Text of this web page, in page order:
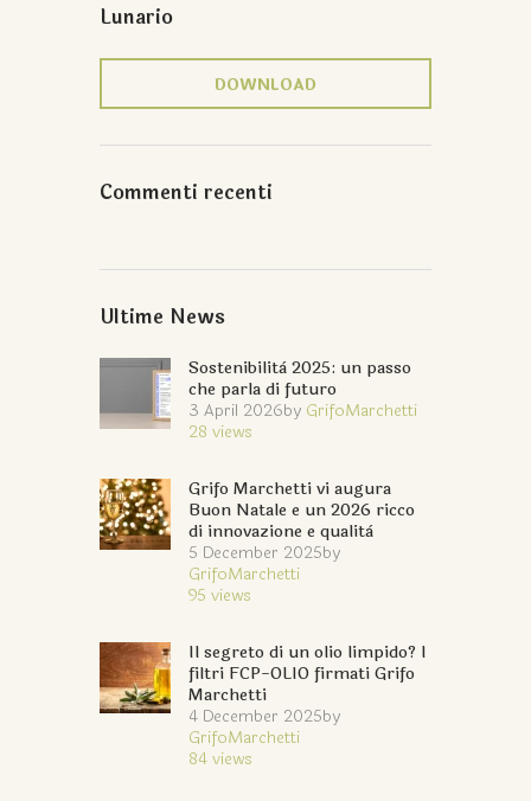
Lunario
DOWNLOAD
Commenti recenti
Ultime News
Sostenibilità 2025: un passo
che parla di futuro
3 April 2026by GrifoMarchetti
28 views
Grifo Marchetti vi augura
Buon Natale e un 2026 ricco
di innovazione e qualità
5 December 2025by
GrifoMarchetti
95 views
Il segreto di un olio limpido? I
filtri FCP-OLIO firmati Grifo
Marchetti
4 December 2025by
GrifoMarchetti
84views